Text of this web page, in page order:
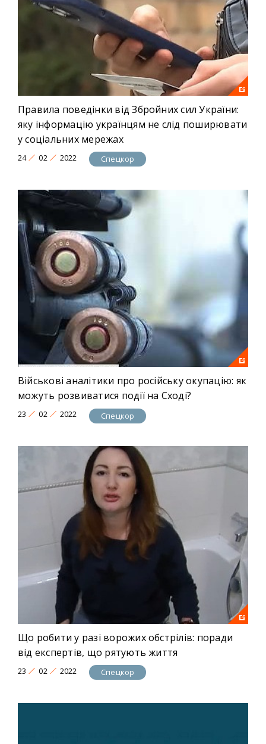
Правила поведінки від Збройних сил України:
яку інформацію українцям не слід поширювати
у соціальних мережах
24 02 2022 Спецкор
Військові аналітики про російську окупацію: як
можуть розвиватися події на Сході?
23 02 2022 Спецкор
Що робити у разі ворожих обстрілів: поради
від експертів, що рятують життя
23 02 2022 Спецкор